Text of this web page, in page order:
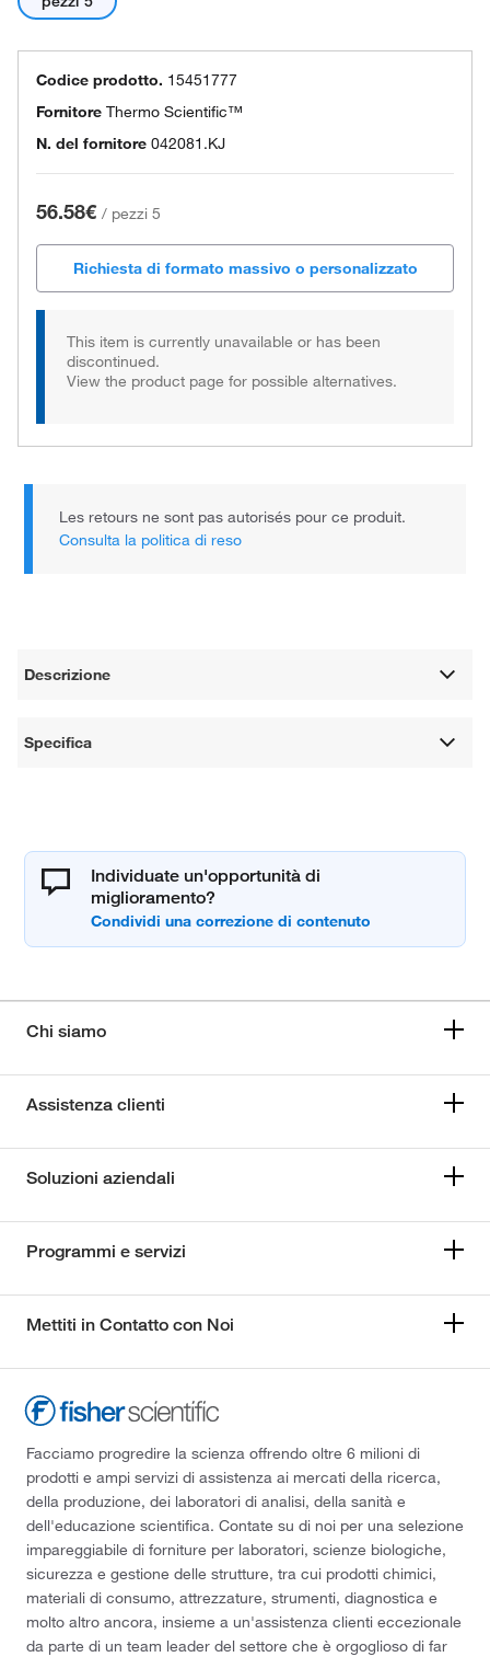
Codice prodotto. 15451777
Fornitore Thermo Scientific™
N. del fornitore 042081.KJ
56.58€ / pezzi 5
Richiesta di formato massivo o personalizzato
This item is currently unavailable or has been
discontinued.
View the product page for possible alternatives.
Les retours ne sont pas autorisés pour ce produit.
Consulta la politica di reso
Descrizione
Specifica
Individuate un'opportunità di
miglioramento?
Chi siamo
Assistenza clienti
Soluzioni aziendali
Programmi e servizi
Mettiti in Contatto con Noi
Facciamo progredire la scienza offrendo oltre 6 milioni di
prodotti e ampi servizi di assistenza ai mercati della ricerca,
della produzione, dei laboratori di analisi, della sanità e
dell'educazione scientifica. Contate su di noi per una selezione
impareggiabile di forniture per laboratori, scienze biologiche,
sicurezza e gestione delle strutture, tra cui prodotti chimici,
materiali di consumo, attrezzature, strumenti, diagnostica e
molto altro ancora, insieme a un'assistenza clienti eccezionale
da parte di un team leader del settore che è orgoglioso di far